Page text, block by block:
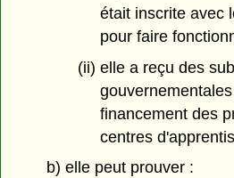
était inscrite avec
pour faire
(ii) elle a reçu des
financement des
centres
b) elle peut prouver :